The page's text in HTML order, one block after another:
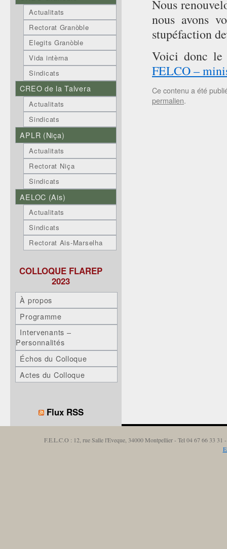
Nous
nous avons
stupéfaction
Voici donc
FELCO –
Ce contenu a été
permalien.
Actualitats
Rectorat Granòble
Elegits Granòble
Vida intèrna
Sindicats
CREO de la Talvera
Actualitats
Sindicats
APLR (Niça)
Actualitats
Rectorat Niça
Sindicats
AELOC (Ais)
Actualitats
Sindicats
Rectorat Ais-Marselha
COLLOQUE FLAREP
2023
À propos
Programme
Intervenants –
Personnalités
Échos du Colloque
Actes du Colloque
Flux RSS
F.E.L.C.O : 12, rue Salle l'Eveque, 34000 Montpellier - Tel 04 67 66 33